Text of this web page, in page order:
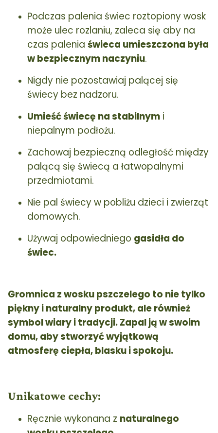
Podczas palenia świec roztopiony wosk
może ulec rozlaniu, zaleca się aby na
czas palenia świeca umieszczona była
w bezpiecznym naczyniu.
Nigdy nie pozostawiaj palącej się
świecy bez nadzoru.
Umieść świecę na stabilnym i
niepalnym podłożu.
Zachowaj bezpieczną odległość między
palącą się świecą a łatwopalnymi
przedmiotami.
Nie pal świecy w pobliżu dzieci i zwierząt
domowych.
Używaj odpowiedniego gasidła do
świec.
Gromnica z wosku pszczelego to nie tylko
piękny i naturalny produkt, ale również
symbol wiary i tradycji. Zapal ją w swoim
domu, aby stworzyć wyjątkową
atmosferę ciepła, blasku i spokoju.
Unikatowe cechy:
Ręcznie wykonana z naturalnego